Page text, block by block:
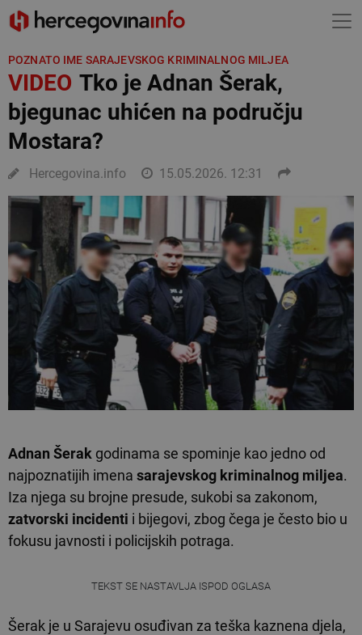
POZNATO IME SARAJEVSKOG KRIMINALNOG MILJEA
VIDEOTko je Adnan Šerak,
bjegunac uhićen na području
Mostara?
Hercegovina.info 15.05.2026. 12:31
Adnan Šerak godinama se spominje kao jedno od
najpoznatijih imena sarajevskog kriminalnog miljea.
Iza njega su brojne presude, sukobi sa zakonom,
zatvorski incidenti i bijegovi, zbog čega je često bio u
fokusu javnosti i policijskih potraga.
TEKST SE NASTAVLJA ISPOD OGLASA
Šerak je u Sarajevu osuđivan za teška kaznena djela,